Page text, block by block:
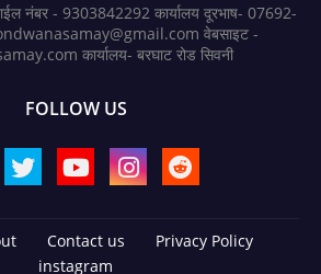
नंबर - 9303842292 कार्यालय दूरभाष- 07692-
वेबसाइट -
कार्यालय- बरघाट रोड सिवनी
FOLLOW US
Contact us
Privacy Policy
instagram